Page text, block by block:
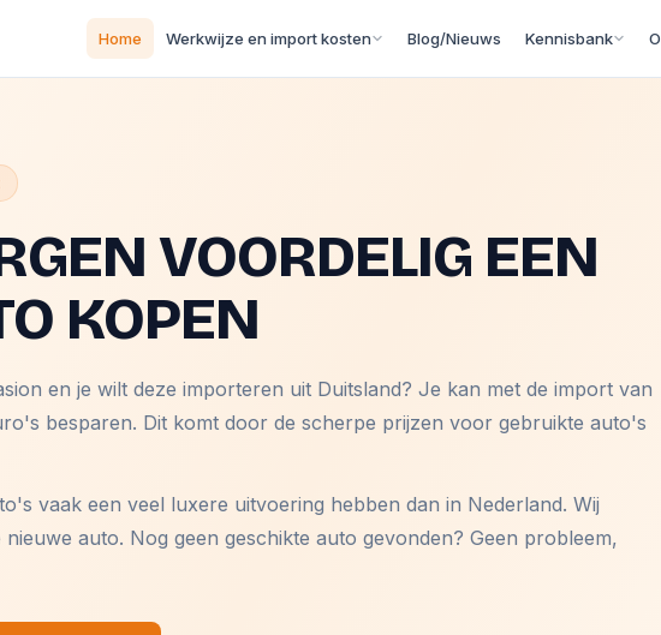
Home Werkwijze en import kosten Blog/Nieuws Kennisbank
VOORDELIG EEN
KOPEN
en je wilt deze importeren uit Duitsland? Je kan met de import van
besparen. Dit komt door de scherpe prijzen voor gebruikte auto's
vaak een veel luxere uitvoering hebben dan in Nederland. Wij
auto. Nog geen geschikte auto gevonden? Geen probleem,